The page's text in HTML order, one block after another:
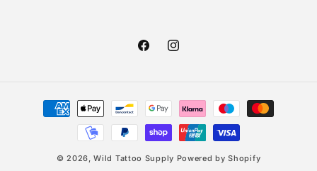
FacebookInstagram
Metodi
pagamento
© 2026,Wild Tattoo Supply Powered by Shopify